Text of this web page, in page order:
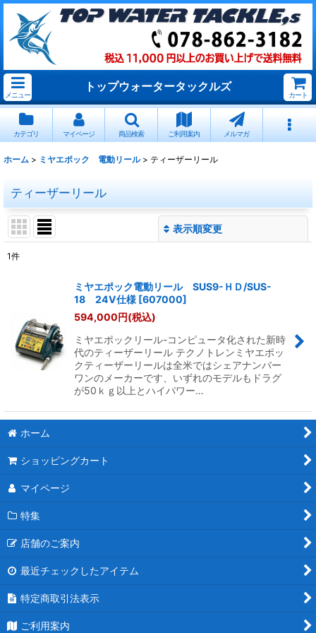
メニュー
トップウォータータックルズ
カート
カテゴリ マイページ 商品検索 ご利用案内 メルマガ
ホーム > ミヤエポック 電動リール > ティーザーリール
ティーザーリール
表示順変更
絞り込む
1件
ミヤエポック電動リール SUS9-ＨＤ/SUS-
18 24V仕様 [607000]
594,000円(税込)
ミヤエポックリール-コンピュータ化された新時
代のティーザーリール テクノトレンミヤエポッ
クティーザーリールは全米ではシェアナンバー
ワンのメーカーです、いずれのモデルもドラグ
が50ｋｇ以上とハイパワー…
ホーム
ショッピングカート
マイページ
特集
店舗のご案内
最近チェックしたアイテム
特定商取引法表示
ご利用案内